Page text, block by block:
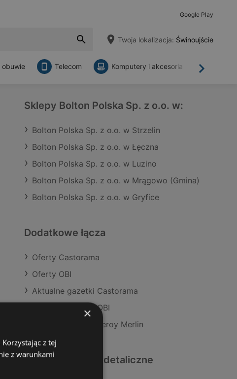
Google Play
Twoja lokalizacja: Świnoujście
Dalej
obuwie Telecom Komputery i akcesoria
Sklepy Bolton Polska Sp. z o.o. w:
Bolton Polska Sp. z o.o. w Strzelin
Bolton Polska Sp. z o.o. w Łęczna
Bolton Polska Sp. z o.o. w Luzino
Bolton Polska Sp. z o.o. w Mrągowo (Gmina)
Bolton Polska Sp. z o.o. w Gryfice
Dodatkowe łącza
Oferty Castorama
Oferty OBI
Aktualne gazetki Castorama
Aktualne gazetki OBI
Aktualne gazetki Leroy Merlin
Podobne sklepy detaliczne
×
z tej
z warunkami